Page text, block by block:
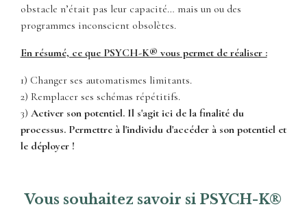
obstacle n’était pas leur capacité… mais un ou des
programmes inconscient obsolètes.
En résumé, ce que PSYCH-K® vous permet de réaliser :
1) Changer ses automatismes limitants.
2) Remplacer ses schémas répétitifs.
3) Activer son potentiel. Il s'agit ici de la finalité du
processus. Permettre à l'individu d'accéder à son potentiel et
le déployer !
Vous souhaitez savoir si PSYCH-K®